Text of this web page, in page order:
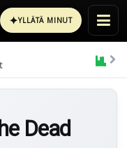
✦YLLÄTÄ MINUT
Dead